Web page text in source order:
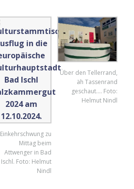
Einkehrschwung zu
Mittag beim
Attwenger in Bad
Ischl. Foto: Helmut
Nindl
Über den Tellerrand,
äh Tassenrand
geschaut…. Foto:
Helmut Nindl